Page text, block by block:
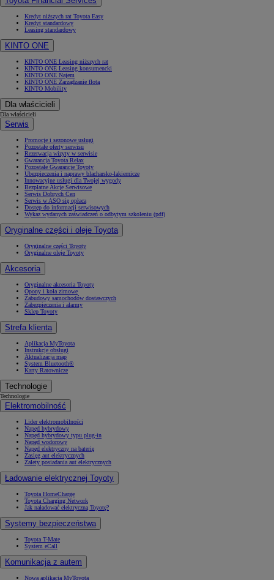
Kredyt niższych rat Toyota Easy
Kredyt standardowy
Leasing standardowy
KINTO ONE
KINTO ONE Leasing niższych rat
KINTO ONE Leasing konsumencki
KINTO ONE Najem
KINTO ONE Zarządzanie flotą
KINTO Mobility
Dla właścicieli
Dla właścicieli
Serwis
Promocje i sezonowe usługi
Pozostałe oferty serwisu
Rezerwacja wizyty w serwisie
Gwarancja Toyota Relax
Pozostałe Gwarancje Toyoty
Ubezpieczenia i naprawy blacharsko-lakiernicze
Innowacyjne usługi dla Twojej wygody
Bezpłatne Akcje Serwisowe
Serwis Dobrych Cen
Serwis w ASO się opłaca
Dostęp do informacji serwisowych
Wykaz wydanych zaświadczeń o odbytym szkoleniu (pdf)
Oryginalne części i oleje Toyota
Oryginalne części Toyoty
Oryginalne oleje Toyoty
Akcesoria
Oryginalne akcesoria Toyoty
Opony i koła zimowe
Zabudowy samochodów dostawczych
Zabezpieczenia i alarmy
Sklep Toyoty
Strefa klienta
Aplikacja MyToyota
Instrukcje obsługi
Aktualizacja map
System Bluetooth®
Karty Ratownicze
Technologie
Technologie
Elektromobilność
Lider elektromobilności
Napęd hybrydowy
Napęd hybrydowy typu plug-in
Napęd wodorowy
Napęd elektryczny na baterię
Zasięg aut elektrycznych
Zalety posiadania aut elektrycznych
Ładowanie elektrycznej Toyoty
Toyota HomeCharge
Toyota Charging Network
Jak naładować elektryczną Toyotę?
Systemy bezpieczeństwa
Toyota T-Mate
System eCall
Komunikacja z autem
Nowa aplikacja MyToyota